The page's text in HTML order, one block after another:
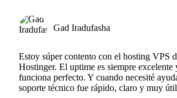
Gad Iradufasha
Estoy súper contento con el hosting VPS
Hostinger. El uptime es siempre excelente
funciona perfecto. Y cuando necesité
soporte técnico fue rápido, claro y muy